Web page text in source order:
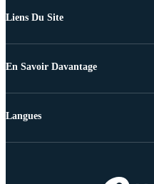
Liens Du Site
En Savoir Davantage
Langues